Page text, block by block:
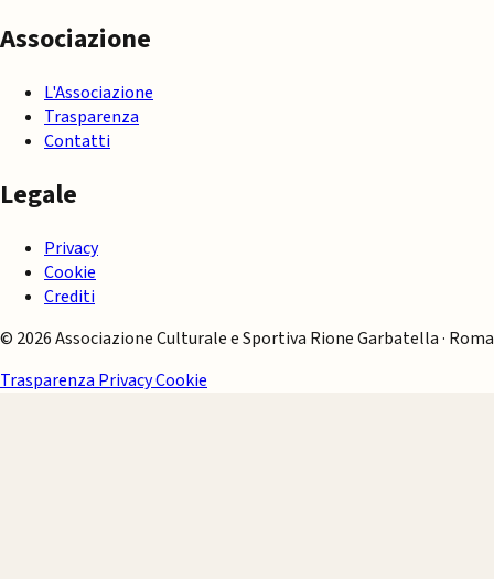
Associazione
L'Associazione
Trasparenza
Contatti
Legale
Privacy
Cookie
Crediti
© 2026 Associazione Culturale e Sportiva Rione Garbatella · Roma
Trasparenza PrivacyCookie